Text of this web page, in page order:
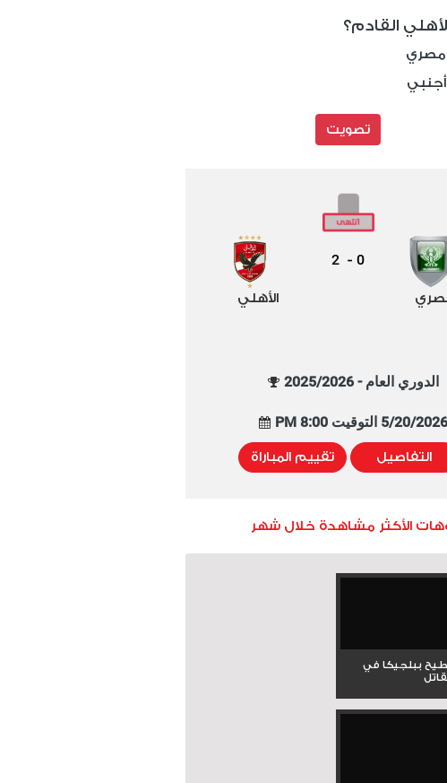
القادم؟
تصويت
0
-
2
الأهلي
الدوري العام - 2025/2026
5/20/2026 التوقيت 8:00 PM
التفاصيل تقييم المباراة
الأكثر مشاهدة خلال شهر
تطيح ببلجيكا في